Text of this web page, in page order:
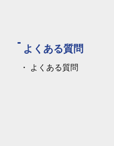
よくある質問
よくある質問